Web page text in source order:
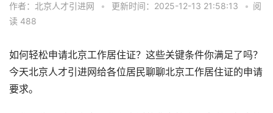
作者：北京人才引进网 • 更新时间：2025-12-13 21:58:13 • 阅
读 488
如何轻松申请北京工作居住证？这些关键条件你满足了吗？
今天北京人才引进网给各位居民聊聊北京工作居住证的申请
要求。